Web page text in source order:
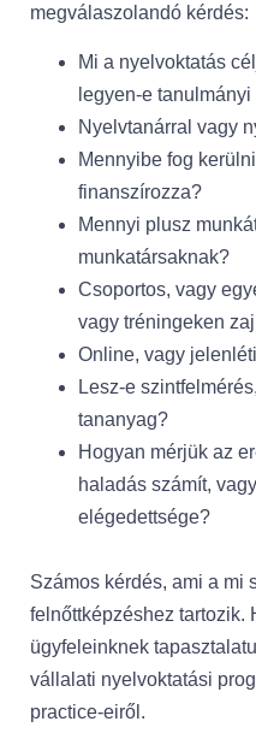
megválaszolandó kérdés:
Mi a nyelvoktatás
legyen-e
Nyelvtanárral vagy
Mennyibe fog
finanszírozza?
Mennyi plusz
munkatársaknak?
Csoportos, vagy
vagy tréningeken
Online, vagy
Lesz-e
tananyag?
Hogyan mérjük az
haladás számít,
elégedettsége?
Számos kérdés, ami a mi
felnőttképzéshez tartozik.
ügyfeleinknek
vállalati nyelvoktatási
practice-eiről.